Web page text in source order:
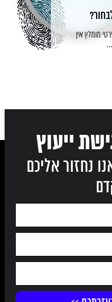
מומלץ אין
ייעוץ
נחזור אליכם